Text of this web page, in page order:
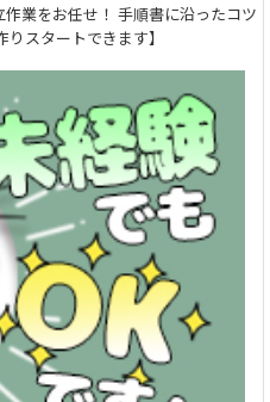
業をお任せ！ 手順書に沿ったコツ
スタートできます】